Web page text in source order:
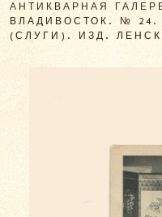
АНТИКВАРНАЯ
ВЛАДИВОСТОК. №
(СЛУГИ). ИЗД.